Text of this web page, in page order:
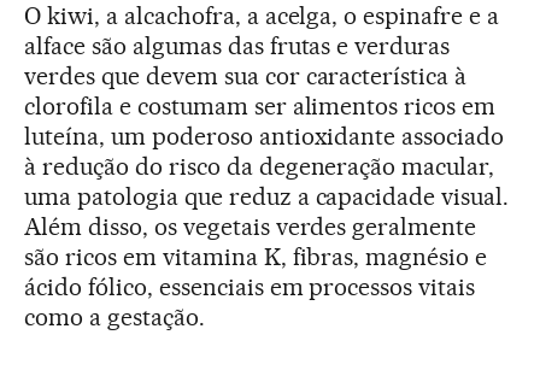
O kiwi, a alcachofra, a acelga, o espinafre e a
alface são algumas das frutas e verduras
verdes que devem sua cor característica à
clorofila e costumam ser alimentos ricos em
luteína, um poderoso antioxidante associado
à redução do risco da degeneração macular,
uma patologia que reduz a capacidade visual.
Além disso, os vegetais verdes geralmente
são ricos em vitamina K, fibras, magnésio e
ácido fólico, essenciais em processos vitais
como a gestação.